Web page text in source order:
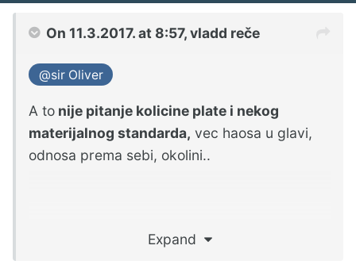
On 11.3.2017. at 8:57,vladd reče
@sir Oliver
A to nije pitanje kolicine plate i nekog
materijalnog standarda, vec haosa u glavi,
odnosa prema sebi, okolini..
Expand